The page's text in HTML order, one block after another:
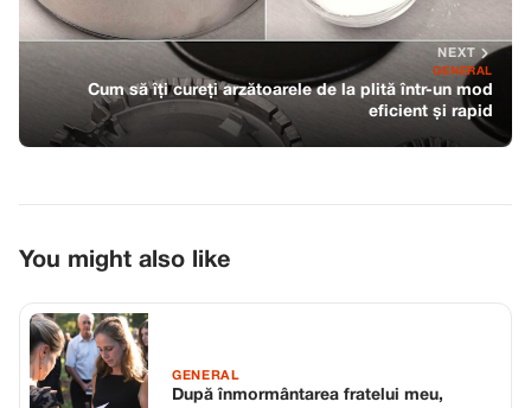
NEXT
GENERAL
Cum să îți cureți arzătoarele de la plită într-un mod
eficient și rapid
You might also like
GENERAL
După înmormântarea fratelui meu,